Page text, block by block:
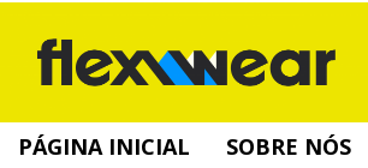
PÁGINA INICIAL SOBRE NÓS